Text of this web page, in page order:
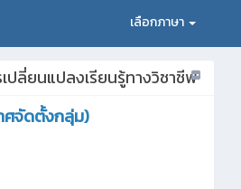
เลือกภาษา
ปลี่ยนแปลงเรียนรู้ทางวิชาชีพ
ศจัดตั้งกลุ่ม)